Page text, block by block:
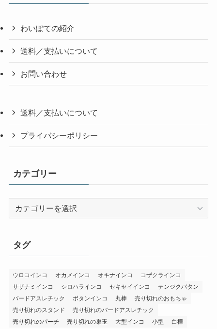
わいぽての紹介
送料／支払いについて
お問い合わせ
送料／支払いについて
プライバシーポリシー
カテゴリー
ー
タグ
ウロコインコ オカメインコ オキナインコ
コザクラインコ
サザナミインコ
シロハラインコ セキセイインコ
テンジクバタン
バードアスレチック
ボタンインコ 丸棒
売り切れのおもちゃ
売り切れのスタンド
売り切れのバードアスレチック
売り切れのパーチ
売り切れの巣玉 大型インコ 小型 白樺